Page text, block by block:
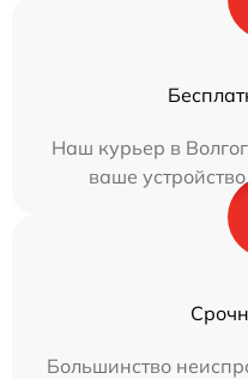
Наш курьер в
ваше
Большинство